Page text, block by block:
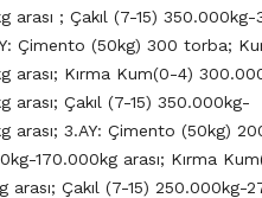
arası ; Çakıl (7-15)
Çimento (50kg) 300 torba;
arası; Kırma Kum(0-4)
arası; Çakıl (7-15) 350.000kg-
arası; 3.AY: Çimento (50kg)
170.000kg arası; Kırma
arası; Çakıl (7-15) 250.000kg-